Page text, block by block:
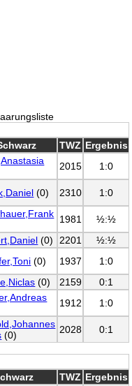
TWZ Ergebnis
2015 1:0
(0) 2310 1:0
1981
½:½
(0) 2201
½:½
(0) 1937
1:0
(0) 2159
0:1
1912 1:0
(0) 2028 0:1
TWZ Ergebnis